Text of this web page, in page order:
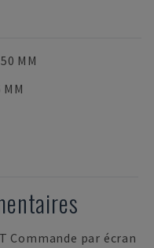
MM
MM
Commande par écran